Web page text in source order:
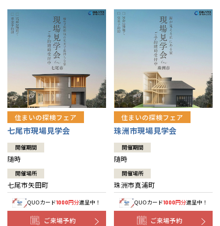
住まいの探検フェア
七尾市現場見学会
開催期間
随時
開催場所
七尾市矢田町
QUOカード1000円分進呈中！
ご来場予約
住まいの探検フェア
珠洲市現場見学会
開催期間
随時
開催場所
珠洲市真浦町
QUOカード1000円分進呈中！
ご来場予約